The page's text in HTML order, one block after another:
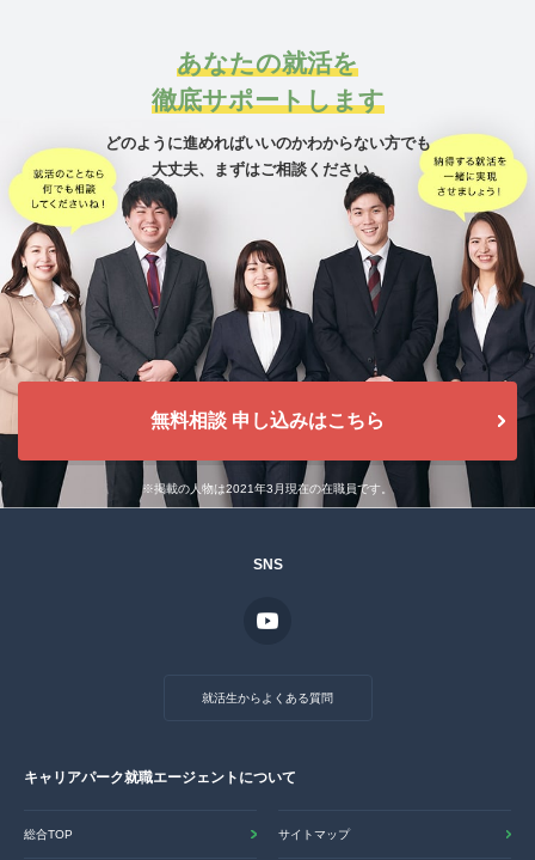
あなたの就活を
徹底サポートします
どのように進めればいいのかわからない方でも
大丈夫、
まずはご相談ください。
無料相談 申し込みはこちら
※掲載の人物は2021年3月現在の在職員です。
SNS
就活生からよくある質問
キャリアパーク就職エージェントについて
総合TOP サイトマップ